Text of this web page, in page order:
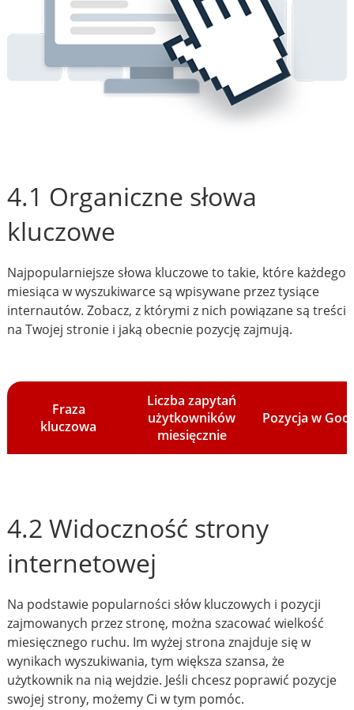
4.1 Organiczne słowa
kluczowe
Najpopularniejsze słowa kluczowe to takie, które każdego
miesiąca w wyszukiwarce są wpisywane przez tysiące
internautów. Zobacz, z którymi z nich powiązane są treści
na Twojej stronie i jaką obecnie pozycję zajmują.
Fraza
kluczowa
Liczba zapytań
użytkowników
miesięcznie
Pozycja w
4.2 Widoczność strony
internetowej
Na podstawie popularności słów kluczowych i pozycji
zajmowanych przez stronę, można szacować wielkość
miesięcznego ruchu. Im wyżej strona znajduje się w
wynikach wyszukiwania, tym większa szansa, że
użytkownik na nią wejdzie. Jeśli chcesz poprawić pozycje
swojej strony, możemy Ci w tym pomóc.